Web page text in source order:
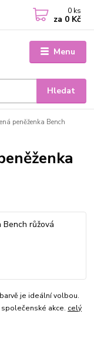
Menu
Hledat
0 ks
za 0 Kč
peněženka Bench
je ideální volbou.
akce. celý